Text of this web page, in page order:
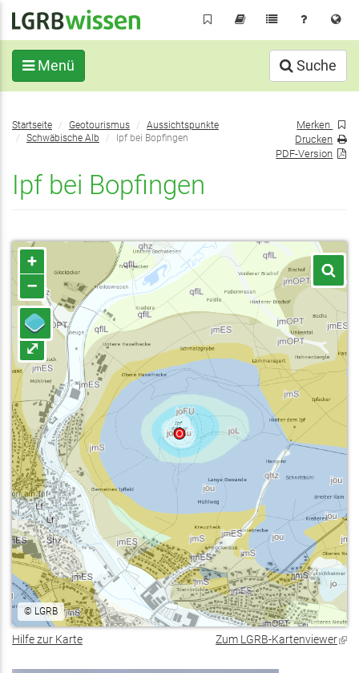
Inhalt
Menü Suche
Sie
befinden
Startseite Geotourismus
Aussichtspunkte
Schwäbische Alb
Ipf bei Bopfingen
Ipf bei Bopfingen
Merken
Drucken
PDF-Version
+
–
⤢
© LGRB
Hilfe zur Karte Zum LGRB-Kartenviewer